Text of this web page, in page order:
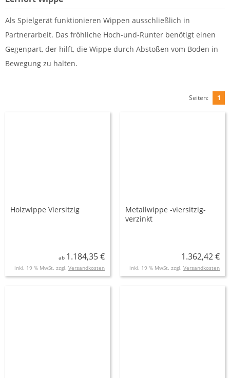
Als Spielgerät funktionieren Wippen ausschließlich in
Partnerarbeit. Das fröhliche Hoch-und-Runter benötigt einen
Gegenpart, der hilft, die Wippe durch Abstoßen vom Boden in
Bewegung zu halten.
Seiten: 1
Holzwippe Viersitzig
ab 1.184,35 €
inkl. 19 % MwSt. zzgl. Versandkosten
Metallwippe -viersitzig-
verzinkt
1.362,42 €
inkl. 19 % MwSt. zzgl. Versandkosten